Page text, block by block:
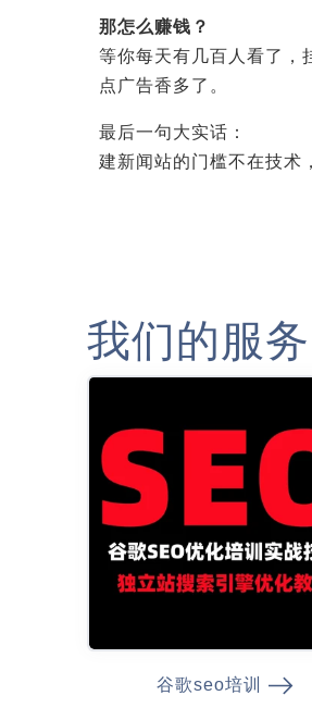
那怎么赚钱？
等你每天有几百人看了
点广告香多了。
最后一句大实话：
建新闻站的门槛不在技术
我们的服务
谷歌seo培训